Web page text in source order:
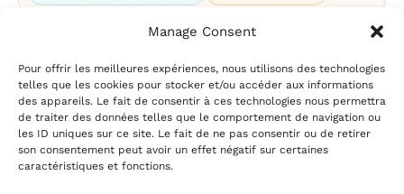
Manage Consent
Pour offrir les meilleures expériences, nous utilisons des technologies
telles que les cookies pour stocker et/ou accéder aux informations
des appareils. Le fait de consentir à ces technologies nous permettra
de traiter des données telles que le comportement de navigation ou
les ID uniques sur ce site. Le fait de ne pas consentir ou de retirer
son consentement peut avoir un effet négatif sur certaines
caractéristiques et fonctions.
Mentions légales|Politique
de confidentialité